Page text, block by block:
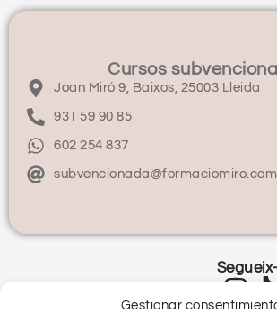
Gestionar
Cursos
Joan Miró 9, Baixos, 25003 Lleida
931 59 90 85
602 254 837
subvencionada@formaciomiro.com